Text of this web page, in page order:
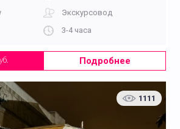
Экскурсовод
3-4 часа
Подробнее
1111